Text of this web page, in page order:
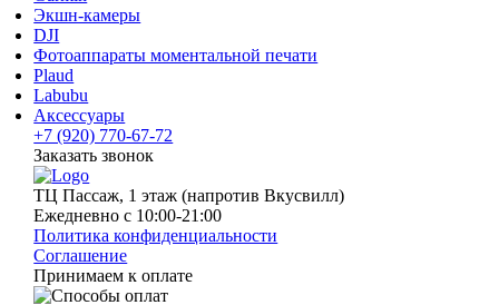
Экшн-камеры
DJI
Фотоаппараты моментальной печати
Plaud
Labubu
Аксессуары
+7 (920) 770-67-72
Заказать звонок
ТЦ Пассаж, 1 этаж (напротив Вкусвилл)
Ежедневно с 10:00-21:00
Политика конфиденциальности
Соглашение
Принимаем к оплате